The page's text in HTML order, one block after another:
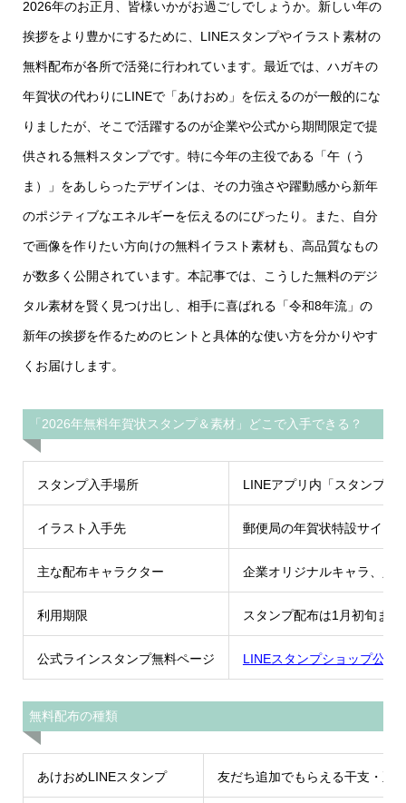
2026年のお正月、皆様いかがお過ごしでしょうか。新しい年の
挨拶をより豊かにするために、LINEスタンプやイラスト素材の
無料配布が各所で活発に行われています。最近では、ハガキの
年賀状の代わりにLINEで「あけおめ」を伝えるのが一般的にな
りましたが、そこで活躍するのが企業や公式から期間限定で提
供される無料スタンプです。特に今年の主役である「午（う
ま）」をあしらったデザインは、その力強さや躍動感から新年
のポジティブなエネルギーを伝えるのにぴったり。また、自分
で画像を作りたい方向けの無料イラスト素材も、高品質なもの
が数多く公開されています。本記事では、こうした無料のデジ
タル素材を賢く見つけ出し、相手に喜ばれる「令和8年流」の
新年の挨拶を作るためのヒントと具体的な使い方を分かりやす
くお届けします。
「2026年無料年賀状スタンプ＆素材」どこで入手できる？
スタンプ入手場所 LINEアプリ内「スタンプシ
イラスト入手先 郵便局の年賀状特設サイト
主な配布キャラクター 企業オリジナルキャラ、人
利用期限 スタンプ配布は1月初旬ま
公式ラインスタンプ無料ページ LINEスタンプショップ公式
無料配布の種類
あけおめLINEスタンプ 友だち追加でもらえる干支・正